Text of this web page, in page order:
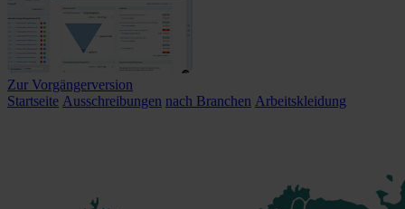
Zur Vorgängerversion
Startseite Ausschreibungen nach Branchen Arbeitskleidung